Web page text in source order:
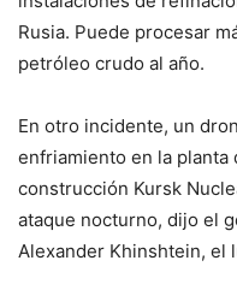
Rusia. Puede procesar
petróleo crudo al año.
En otro incidente, un
enfriamiento en la planta
construcción Kursk
ataque nocturno, dijo el
Alexander Khinshtein, el